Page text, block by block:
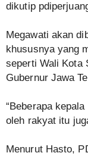
dikutip
Megawati akan
khususnya yang
seperti Wali Kota
Gubernur Jawa
“Beberapa
oleh rakyat itu
Menurut Hasto,